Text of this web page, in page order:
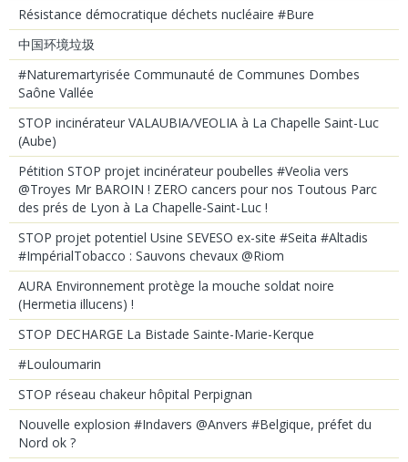
Résistance démocratique déchets nucléaire #Bure
中国环境垃圾
#Naturemartyrisée Communauté de Communes Dombes
Saône Vallée
STOP incinérateur VALAUBIA/VEOLIA à La Chapelle Saint-Luc
(Aube)
Pétition STOP projet incinérateur poubelles #Veolia vers
@Troyes Mr BAROIN ! ZERO cancers pour nos Toutous Parc
des prés de Lyon à La Chapelle-Saint-Luc !
STOP projet potentiel Usine SEVESO ex-site #Seita #Altadis
#ImpérialTobacco : Sauvons chevaux @Riom
AURA Environnement protège la mouche soldat noire
(Hermetia illucens) !
STOP DECHARGE La Bistade Sainte-Marie-Kerque
#Louloumarin
STOP réseau chakeur hôpital Perpignan
Nouvelle explosion #Indavers @Anvers #Belgique, préfet du
Nord ok ?